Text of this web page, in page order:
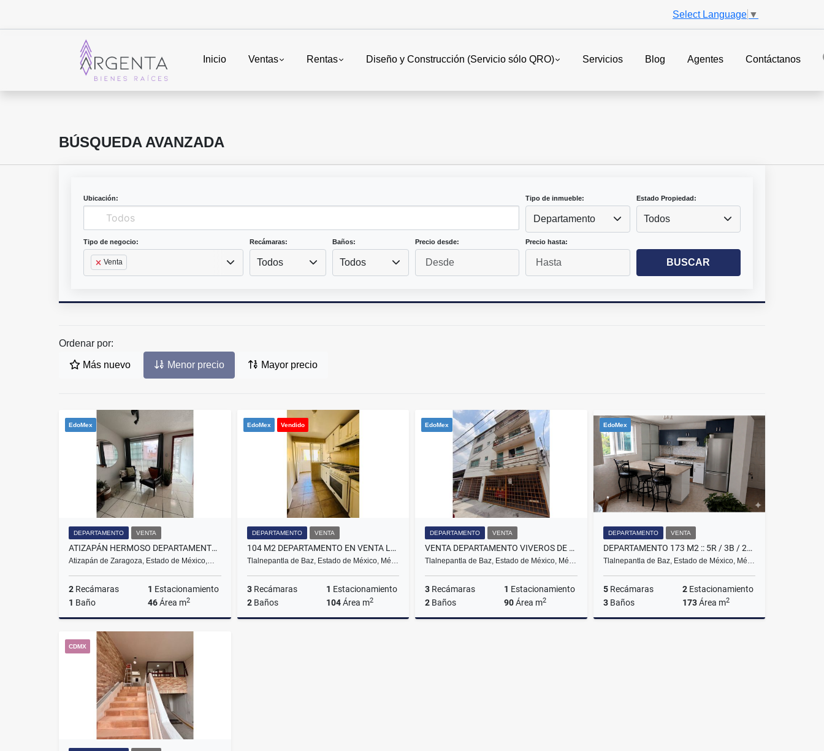
Select Language ▼
Inicio Ventas Rentas Diseño y Construcción (Servicio sólo QRO) Servicios Blog Agentes Contáctanos
BÚSQUEDA AVANZADA
Ubicación: Tipo de inmueble:
Departamento
Estado Propiedad:
Todos
Tipo de negocio:
Venta
Recámaras:
Todos
Baños:
Todos
Precio desde: Precio hasta:
BUSCAR
Ordenar por:
Más nuevo Menor precio Mayor precio
EdoMex
DEPARTAMENTO VENTA
ATIZAPÁN HERMOSO DEPARTAMENTO OCTUPLEX EN VENTA
Atizapán de Zaragoza, Estado de México,…
2 Recámaras 1 Estacionamiento
1 Baño 46Área m2
EdoMex Vendido
DEPARTAMENTO VENTA
104 M2 DEPARTAMENTO EN VENTA LA LOMA TLALNEPANTLA 3 HABITACIONES
Tlalnepantla de Baz, Estado de México, Mé…
3Recámaras 1 Estacionamiento
2Baños 104Área m2
EdoMex
DEPARTAMENTO VENTA
VENTA DEPARTAMENTO VIVEROS DE LA LOMA
Tlalnepantla de Baz, Estado de México, Mé…
3 Recámaras 1 Estacionamiento
2 Baños 90Área m2
EdoMex
DEPARTAMENTO VENTA
DEPARTAMENTO 173 M2 :: 5R / 3B / 2E + ESTUDIO Y ROOF GARDEN
Tlalnepantla de Baz, Estado de México, Mé…
5Recámaras 2Estacionamiento
3Baños 173Área m2
CDMX